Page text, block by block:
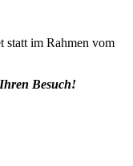
statt im Rahmen vom
Besuch!